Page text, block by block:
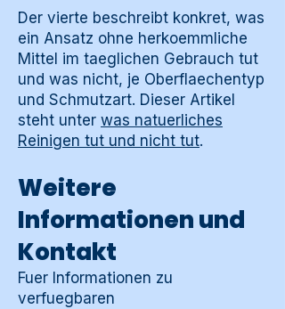
Der vierte beschreibt konkret, was
ein Ansatz ohne herkoemmliche
Mittel im taeglichen Gebrauch tut
und was nicht, je Oberflaechentyp
und Schmutzart. Dieser Artikel
steht unter was natuerliches
Reinigen tut und nicht tut.
Weitere
Informationen und
Kontakt
Fuer Informationen zu
verfuegbaren